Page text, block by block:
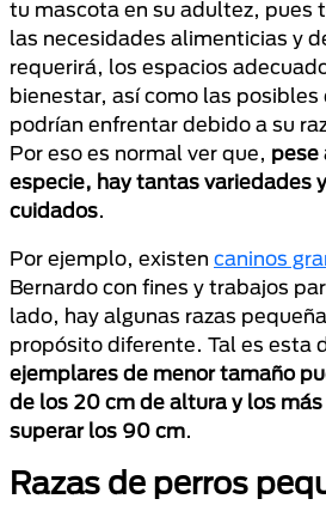
tu mascota en su adultez, pues
las necesidades alimenticias y
requerirá, los espacios
bienestar, así como las
podrían enfrentar debido a su
Por eso es normal ver que, pese
especie, hay tantas variedades
cuidados.
Por ejemplo, existen caninos
Bernardo con fines y trabajos
lado, hay algunas razas
propósito diferente. Tal es esta
ejemplares de menor tamaño
de los 20 cm de altura y los
superar los 90 cm.
Razas de perros